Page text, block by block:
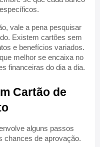
vale a pena pesquisar
Existem cartões sem
e benefícios variados.
melhor se encaixa no
financeiras do dia a dia.
Cartão de
alguns passos
chances de aprovação.